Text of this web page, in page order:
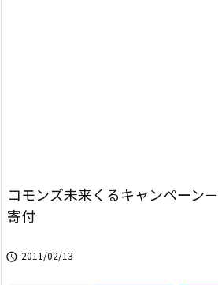
コモンズ未来くるキャンペーン
寄付
 2011/02/13